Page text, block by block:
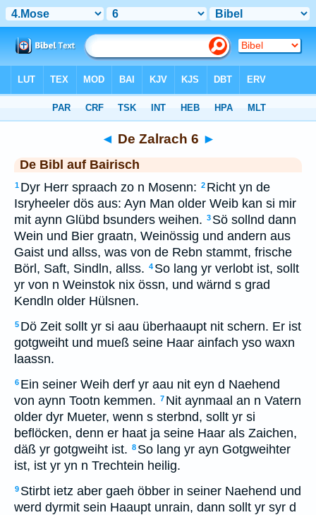
◄ De Zalrach 6 ►
De Bibl auf Bairisch
1 Dyr Herr spraach zo n Mosenn: 2 Richt yn de
Isryheeler dös aus: Ayn Man older Weib kan si mir
mit aynn Glübd bsunders weihen. 3 Sö sollnd dann
Wein und Bier graatn, Weinössig und andern aus
Gaist und allss, was von de Rebn stammt, frische
Börl, Saft, Sindln, allss. 4 So lang yr verlobt ist, sollt
yr von n Weinstok nix össn, und wärnd s grad
Kendln older Hülsnen.
5 Dö Zeit sollt yr si aau überhaaupt nit schern. Er ist
gotgweiht und mueß seine Haar ainfach yso waxn
laassn.
6 Ein seiner Weih derf yr aau nit eyn d Naehend
von aynn Tootn kemmen. 7 Nit aynmaal an n Vatern
older dyr Mueter, wenn s sterbnd, sollt yr si
beflöcken, denn er haat ja seine Haar als Zaichen,
däß yr gotgweiht ist. 8 So lang yr ayn Gotgweihter
ist, ist yr yn n Trechtein heilig.
9 Stirbt ietz aber gaeh öbber in seiner Naehend und
werd dyrmit sein Haaupt unrain, dann sollt yr syr d